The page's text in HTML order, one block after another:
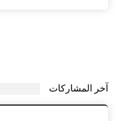
آخر المشاركات